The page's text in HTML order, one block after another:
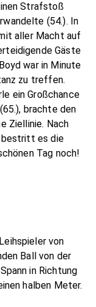
Strafstoß
(54.). In
aller Macht auf
Gäste
war in Minute
zu treffen.
ein Großchance
brachte den
Ziellinie. Nach
bestritt es die
Tag noch!
von
Ball von der
in Richtung
halben Meter.